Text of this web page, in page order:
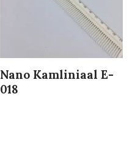
Nano Kamliniaal E-
018